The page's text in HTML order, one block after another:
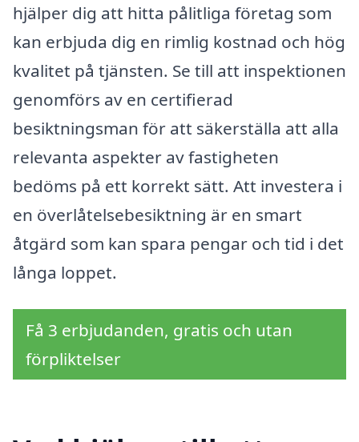
hjälper dig att hitta pålitliga företag som
kan erbjuda dig en rimlig kostnad och hög
kvalitet på tjänsten. Se till att inspektionen
genomförs av en certifierad
besiktningsman för att säkerställa att alla
relevanta aspekter av fastigheten
bedöms på ett korrekt sätt. Att investera i
en överlåtelsebesiktning är en smart
åtgärd som kan spara pengar och tid i det
långa loppet.
Få 3 erbjudanden, gratis och utan
förpliktelser